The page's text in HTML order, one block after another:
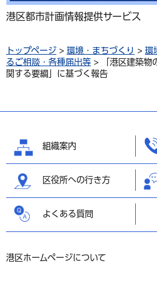
港区都市計画情報提供サービス
トップページ > 環境・まちづくり > 環
るご相談・各種届出等 > 「港区建築物
関する要綱」に基づく報告
組織案内
区役所への行き方
よくある質問
港区ホームページについて